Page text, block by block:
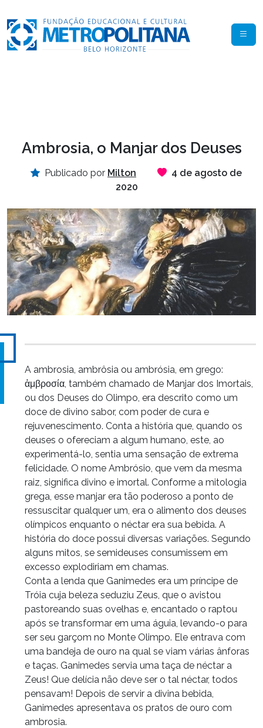
Ambrosia, o Manjar dos Deuses
Publicado por Milton
4 de agosto de
2020
A ambrosia, ambrôsia ou ambrósia, em grego:
ἀμβροσία, também chamado de Manjar dos Imortais,
ou dos Deuses do Olimpo, era descrito como um
doce de divino sabor, com poder de cura e
rejuvenescimento. Conta a história que, quando os
deuses o ofereciam a algum humano, este, ao
experimentá-lo, sentia uma sensação de extrema
felicidade. O nome Ambrósio, que vem da mesma
raiz, significa divino e imortal. Conforme a mitologia
grega, esse manjar era tão poderoso a ponto de
ressuscitar qualquer um, era o alimento dos deuses
olímpicos enquanto o néctar era sua bebida. A
história do doce possui diversas variações. Segundo
alguns mitos, se semideuses consumissem em
excesso explodiriam em chamas.
Conta a lenda que Ganimedes era um príncipe de
Tróia cuja beleza seduziu Zeus, que o avistou
pastoreando suas ovelhas e, encantado o raptou
após se transformar em uma águia, levando-o para
ser seu garçom no Monte Olimpo. Ele entrava com
uma bandeja de ouro na qual se viam várias ânforas
e taças. Ganimedes servia uma taça de néctar a
Zeus! Que delícia não deve ser o tal néctar, todos
pensavam! Depois de servir a divina bebida,
Ganimedes apresentava os pratos de ouro com
ambrosia.